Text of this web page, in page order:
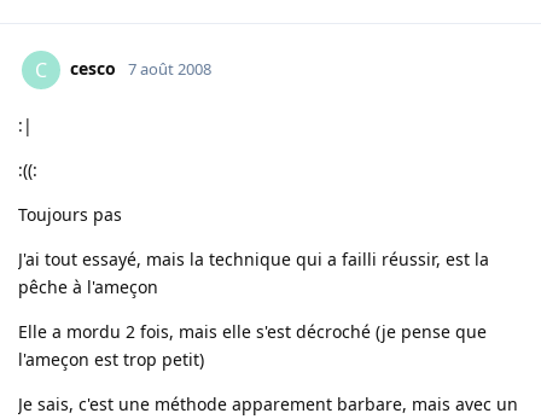
C cesco 7 août 2008
:|
:((:
Toujours pas
J'ai tout essayé, mais la technique qui a failli réussir, est la
pêche à l'ameçon
Elle a mordu 2 fois, mais elle s'est décroché (je pense que
l'ameçon est trop petit)
Je sais, c'est une méthode apparement barbare, mais avec un